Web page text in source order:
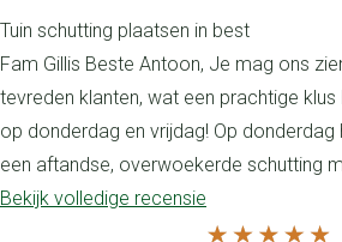
Tuin schutting plaatsen in best
Fam Gillis Beste Antoon, Je mag ons
tevreden klanten, wat een prachtige klus
op donderdag en vrijdag! Op donderdag
een aftandse, overwoekerde schutting
Bekijk volledige recensie